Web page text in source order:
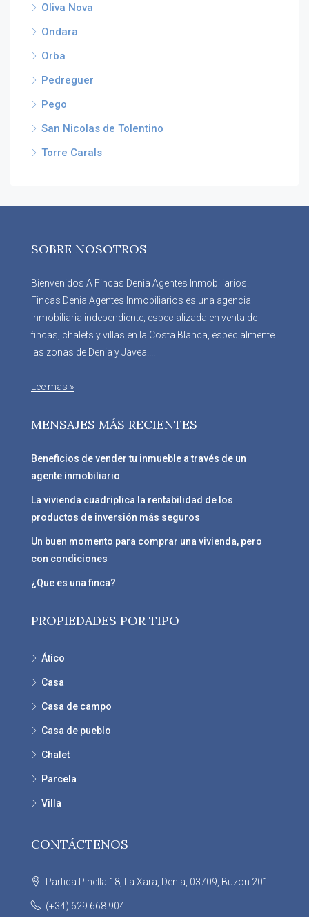
Oliva Nova
Ondara
Orba
Pedreguer
Pego
San Nicolas de Tolentino
Torre Carals
SOBRE NOSOTROS
Bienvenidos A Fincas Denia Agentes Inmobiliarios.
Fincas Denia Agentes Inmobiliarios es una agencia
inmobiliaria independiente, especializada en venta de
fincas, chalets y villas en la Costa Blanca, especialmente
las zonas de Denia y Javea....
Lee mas »
MENSAJES MÁS RECIENTES
Beneficios de vender tu inmueble a través de un
agente inmobiliario
La vivienda cuadriplica la rentabilidad de los
productos de inversión más seguros
Un buen momento para comprar una vivienda, pero
con condiciones
¿Que es una finca?
PROPIEDADES POR TIPO
Ático
Casa
Casa de campo
Casa de pueblo
Chalet
Parcela
Villa
CONTÁCTENOS
Partida Pinella 18, La Xara, Denia, 03709, Buzon 201
(+34) 629 668 904